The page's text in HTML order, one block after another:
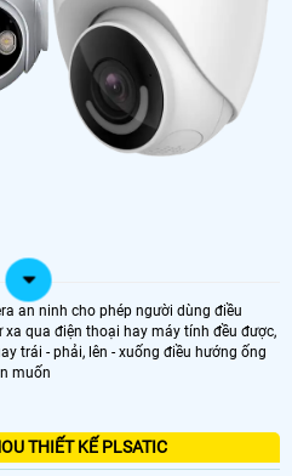
an ninh cho phép người dùng điều
qua điện thoại hay máy tính đều được,
trái - phải, lên - xuống điều hướng ống
muốn
THIẾT KẾ PLSATIC